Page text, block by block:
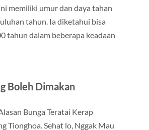
memiliki umur dan daya tahan
tahun. Ia diketahui bisa
tahun dalam beberapa keadaan
Boleh Dimakan